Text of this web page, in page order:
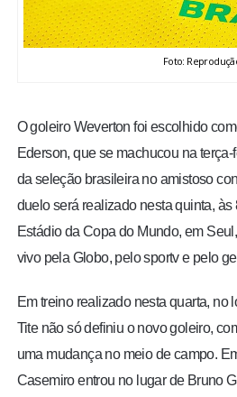
FOTOS
Foto:
O goleiro Weverton foi escolhido
Ederson, que se machucou na terça-
da seleção brasileira no amistoso
duelo será realizado nesta quinta, às
Estádio da Copa do Mundo, em
vivo pela Globo, pelo sportv e pelo ge
Em treino realizado nesta quarta, no
Tite não só definiu o novo goleiro,
uma mudança no meio de campo.
Casemiro entrou no lugar de Bruno